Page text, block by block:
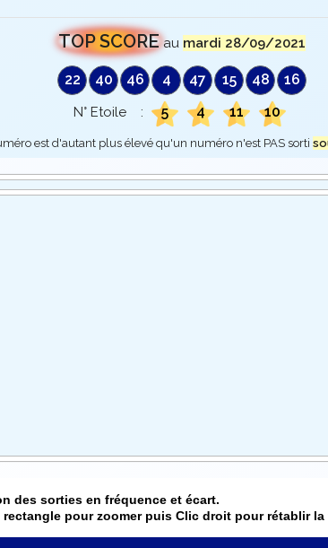
TOP SCORE au mardi 28/09/2021
22 40 46 4 47 15 48 16
N° Etoile : 5 4 11 10
est d'autant plus élevé qu'un numéro n'est PAS sorti
des sorties en fréquence et écart.
rectangle pour zoomer puis Clic droit pour rétablir la